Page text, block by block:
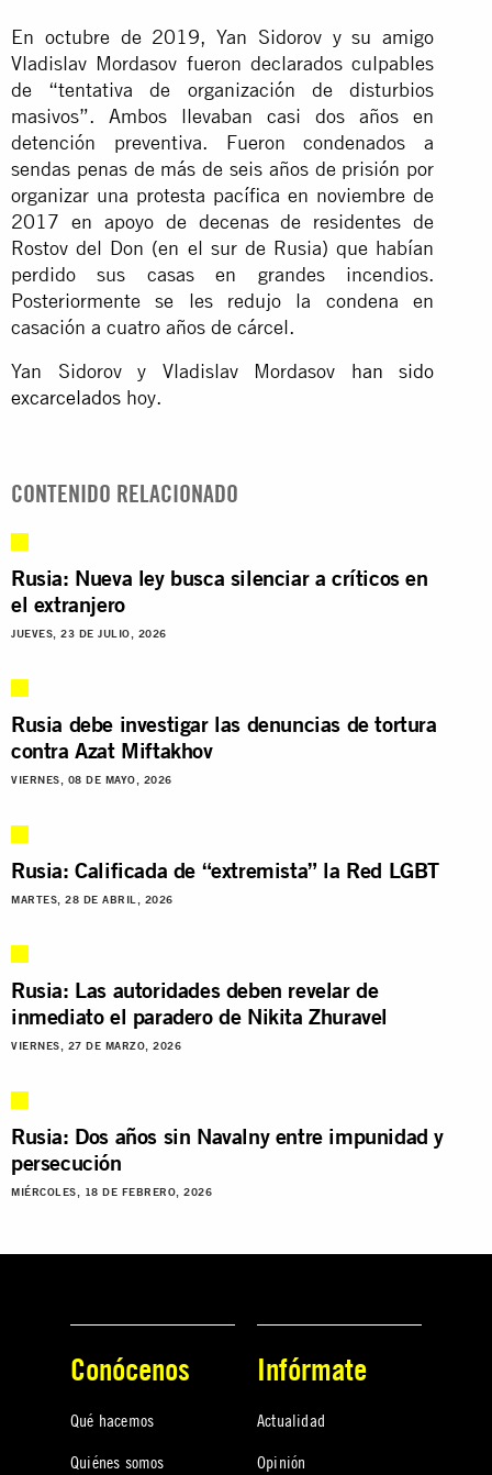
En octubre de 2019, Yan Sidorov y su amigo
Vladislav Mordasov fueron declarados culpables
de “tentativa de organización de disturbios
masivos”. Ambos llevaban casi dos años en
detención preventiva. Fueron condenados a
sendas penas de más de seis años de prisión por
organizar una protesta pacífica en noviembre de
2017 en apoyo de decenas de residentes de
Rostov del Don (en el sur de Rusia) que habían
perdido sus casas en grandes incendios.
Posteriormente se les redujo la condena en
casación a cuatro años de cárcel.
Yan Sidorov y Vladislav Mordasov han sido
excarcelados hoy.
CONTENIDO RELACIONADO
Rusia: Nueva ley busca silenciar a críticos en
el extranjero
JUEVES, 23 DE JULIO, 2026
Rusia debe investigar las denuncias de tortura
contra Azat Miftakhov
VIERNES, 08 DE MAYO, 2026
Rusia: Calificada de “extremista” la Red LGBT
MARTES, 28 DE ABRIL, 2026
Rusia: Las autoridades deben revelar de
inmediato el paradero de Nikita Zhuravel
VIERNES, 27 DE MARZO, 2026
Rusia: Dos años sin Navalny entre impunidad y
persecución
MIÉRCOLES, 18 DE FEBRERO, 2026
Conócenos
Qué hacemos
Quiénes somos
Infórmate
Actualidad
Opinión